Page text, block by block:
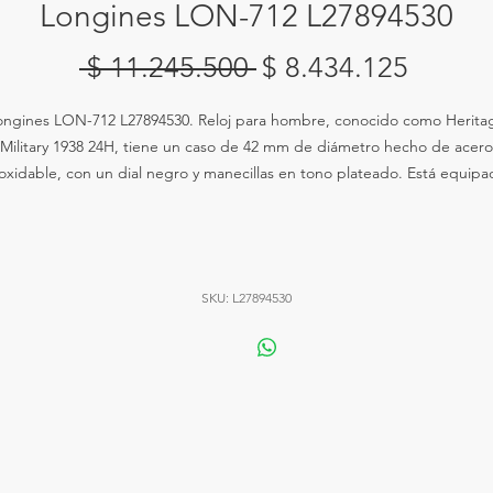
Longines LON-712 L27894530
$ 11.245.500 Precio
$ 8.434.125
oferta
LON-712 L27894530. Reloj para hombre, conocido como
Military 1938 24H, tiene un caso de 42 mm de diámetro hecho de acero
con un dial negro y manecillas en tono plateado. Está
SKU: L27894530